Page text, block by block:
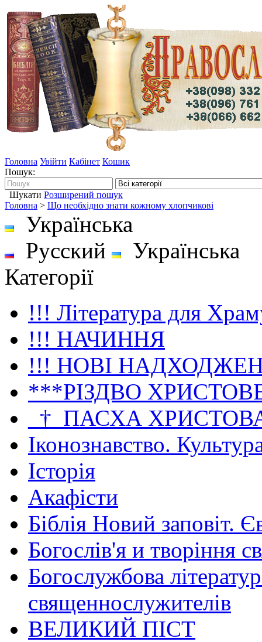
Головна Увійти Кабінет Кошик
Пошук:
Шукати Розширений пошук
Головна > Що необхідно знати кожному хлопчикові
Українська
Русский
Українська
Категорії
!!! Література для
!!! НАЧИННЯ
!!! НОВІ
***РІЗДВО
_†_ПАСХА
Іконознавство.
Історія
Акафісти
Біблія Новий заповіт.
Богослів'я и творіння
Богослужбова
священнослужителів
ВЕЛИКИЙ ПІСТ